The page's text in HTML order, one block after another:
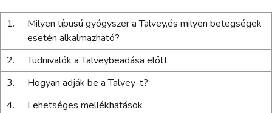
1.
Milyen típusú gyógyszer a Talvey,és milyen betegségek
esetén alkalmazható?
2.
Tudnivalók a Talveybeadása előtt
3.
Hogyan adják be a Talvey-t?
4.
Lehetséges mellékhatások